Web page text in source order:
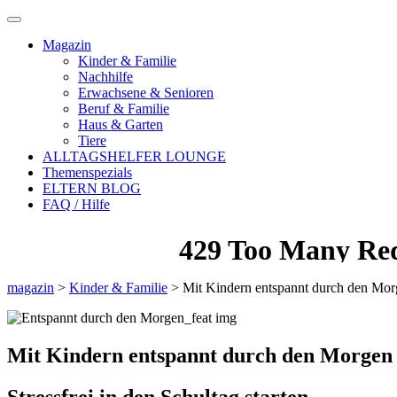
Magazin
Kinder & Familie
Nachhilfe
Erwachsene & Senioren
Beruf & Familie
Haus & Garten
Tiere
ALLTAGSHELFER LOUNGE
Themenspezials
ELTERN BLOG
FAQ / Hilfe
magazin > Kinder & Familie > Mit Kindern entspannt durch den
Mit Kindern entspannt durch den Morgen